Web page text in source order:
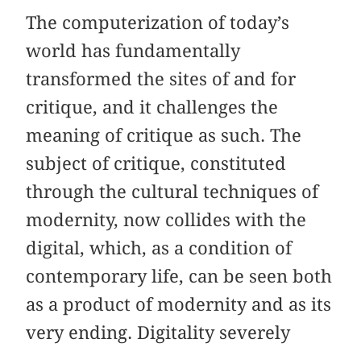
The computerization of today’s
world has fundamentally
transformed the sites of and for
critique, and it challenges the
meaning of critique as such. The
subject of critique, constituted
through the cultural techniques of
modernity, now collides with the
digital, which, as a condition of
contemporary life, can be seen both
as a product of modernity and as its
very ending. Digitality severely